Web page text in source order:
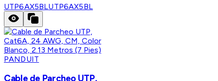
UTP6AX5BLUTP6AX5BL
PANDUIT
Cable de Parcheo UTP,